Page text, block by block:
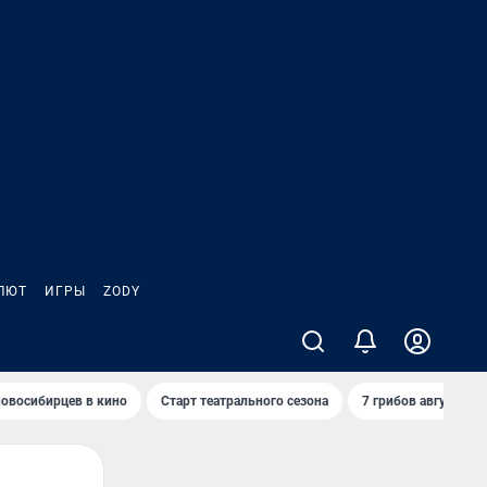
ИГРЫ ZODY
в кино Старт театрального сезона 7 грибов августа